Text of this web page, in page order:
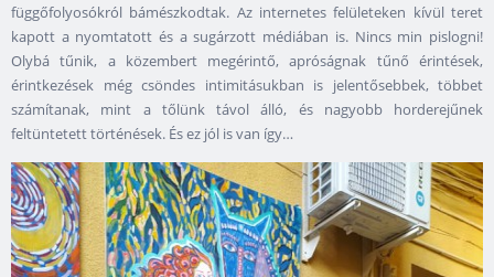
függőfolyosókról bámészkodtak. Az internetes felületeken kívül teret
kapott a nyomtatott és a sugárzott médiában is. Nincs min pislogni!
Olybá tűnik, a közembert megérintő, apróságnak tűnő érintések,
érintkezések még csöndes intimitásukban is jelentősebbek, többet
számítanak, mint a tőlünk távol álló, és nagyobb horderejűnek
feltüntetett történések. És ez jól is van így…